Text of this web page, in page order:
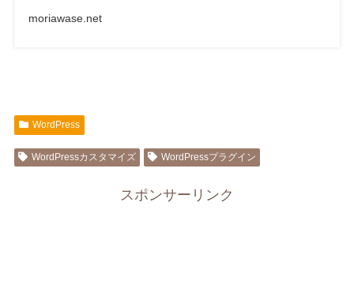
moriawase.net
WordPress
WordPressカスタマイズ WordPressプラグイン
スポンサーリンク